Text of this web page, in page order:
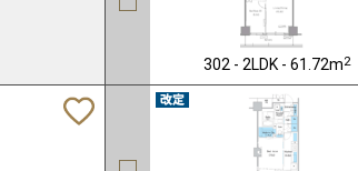
302 - 2LDK - 61.72m2